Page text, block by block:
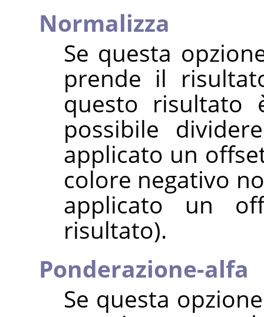
Normalizza
Se questa
prende il
questo risultato
possibile
applicato un
colore negativo
applicato un
risultato).
Ponderazione-alfa
Se questa